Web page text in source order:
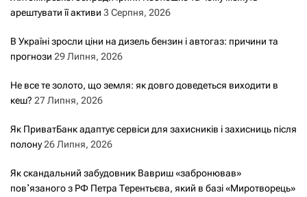
арештувати її активи 3 Серпня, 2026
В Україні зросли ціни на дизель бензин і автогаз: причини та
прогнози 29 Липня, 2026
Не все те золото, що земля: як довго доведеться виходити в
кеш? 27 Липня, 2026
Як ПриватБанк адаптує сервіси для захисників і захисниць після
полону26 Липня, 2026
Як скандальний забудовник Вавриш «забронював»
повʼязаного з РФ Петра Терентьєва, який в базі «Миротворець»